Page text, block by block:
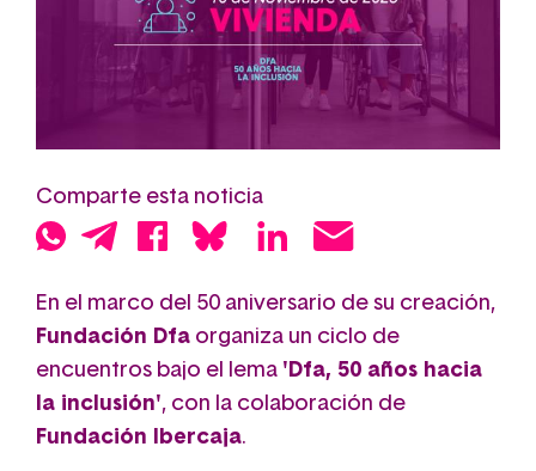
Comparte esta noticia
En el marco del 50 aniversario de su creación,
Fundación Dfa organiza un ciclo de
encuentros bajo el lema 'Dfa, 50 años hacia
la inclusión', con la colaboración de
Fundación Ibercaja.